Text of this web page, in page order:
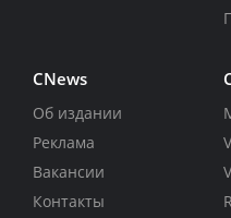
CNews
Об издании
Реклама
Вакансии
Контакты